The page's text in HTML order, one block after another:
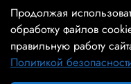
2026 @ айТехника -
публичной офертой
Продолжая
обработку файлов
правильную работу
Политикой